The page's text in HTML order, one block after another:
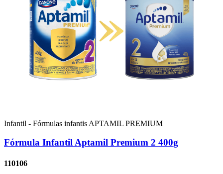
Infantil - Fórmulas infantis APTAMIL PREMIUM
Fórmula Infantil Aptamil Premium 2 400g
110106